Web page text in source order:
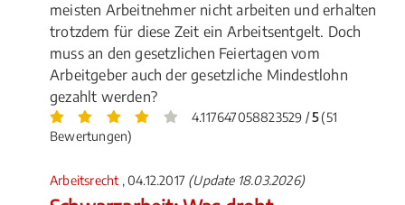
meisten Arbeitnehmer nicht arbeiten und erhalten
trotzdem für diese Zeit ein Arbeitsentgelt. Doch
muss an den gesetzlichen Feiertagen vom
Arbeitgeber auch der gesetzliche Mindestlohn
gezahlt werden?
4.117647058823529 /5(51
Bewertungen)
Arbeitsrecht , 04.12.2017 (Update 18.03.2026)